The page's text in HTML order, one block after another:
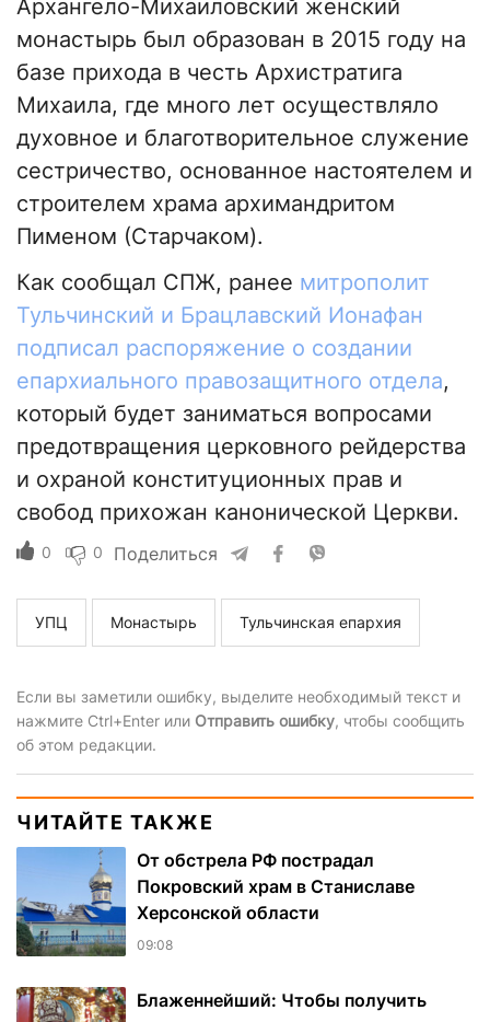
Архангело-Михаиловский женский
монастырь был образован в 2015 году на
базе прихода в честь Архистратига
Михаила, где много лет осуществляло
духовное и благотворительное служение
сестричество, основанное настоятелем и
строителем храма архимандритом
Пименом (Старчаком).
Как сообщал СПЖ, ранее митрополит
Тульчинский и Брацлавский Ионафан
подписал распоряжение о создании
епархиального правозащитного отдела,
который будет заниматься вопросами
предотвращения церковного рейдерства
и охраной конституционных прав и
свобод прихожан канонической Церкви.
0 0 Поделиться
УПЦ Монастырь Тульчинская епархия
Если вы заметили ошибку, выделите необходимый текст и
нажмите Ctrl+Enter или Отправить ошибку, чтобы сообщить
об этом редакции.
ЧИТАЙТЕ ТАКЖЕ
От обстрела РФ пострадал
Покровский храм в Станиславе
Херсонской области
09:08
Блаженнейший: Чтобы получить